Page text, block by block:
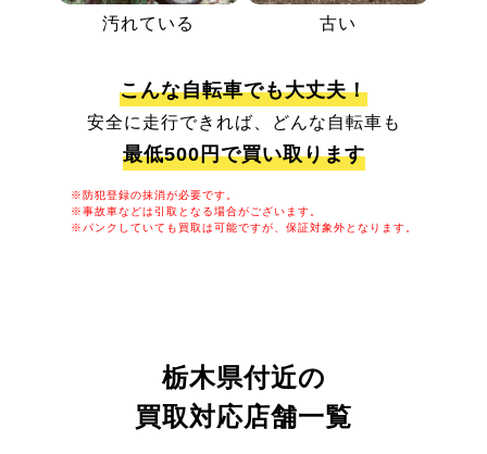
汚れている 古い
こんな自転車でも大丈夫！
安全に走行できれば、どんな自転車も
最低500円で買い取ります
※防犯登録の抹消が必要です。
※事故車などは引取となる場合がございます。
※パンクしていても買取は可能ですが、保証対象外となります。
栃木県付近の
買取対応店舗一覧